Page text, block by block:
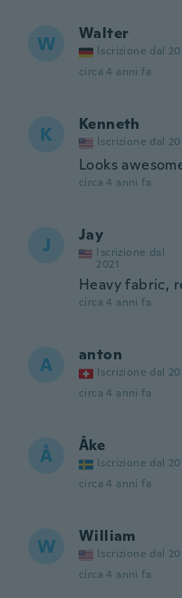
W Walter
Iscrizione dal
circa 4 anni fa
K Kenneth
Iscrizione dal
Looks
circa 4 anni fa
J Jay
Iscrizione dal
2021
Heavy fabric,
circa 4 anni fa
A anton
Iscrizione dal
circa 4 anni fa
Å Åke
Iscrizione dal
circa 4 anni fa
W William
Iscrizione dal
circa 4 anni fa